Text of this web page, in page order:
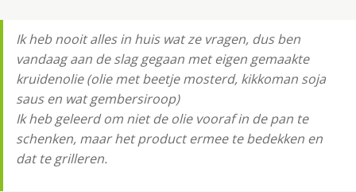
Ik heb nooit alles in huis wat ze vragen, dus ben
vandaag aan de slag gegaan met eigen gemaakte
kruidenolie (olie met beetje mosterd, kikkoman soja
saus en wat gembersiroop)
Ik heb geleerd om niet de olie vooraf in de pan te
schenken, maar het product ermee te bedekken en
dat te grilleren.